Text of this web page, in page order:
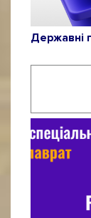
Державні